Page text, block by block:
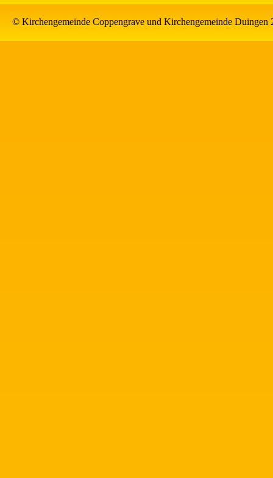
© Kirchengemeinde Coppengrave und Kirchengemeinde Duingen